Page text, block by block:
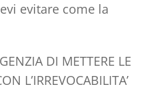
evitare come la
DI METTERE LE
L’IRREVOCABILITA’